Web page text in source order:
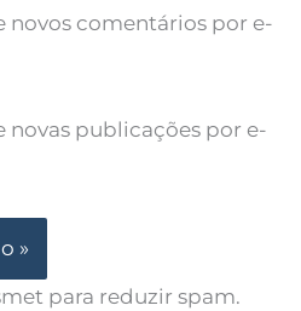
novos comentários por e-
publicações por e-
para reduzir spam.